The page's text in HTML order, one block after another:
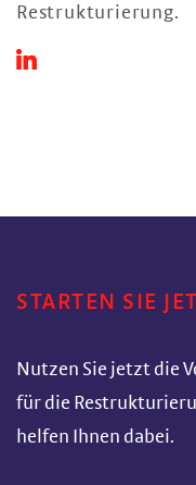
Restrukturierung.
STARTEN SIE
Nutzen Sie jetzt die
für die
helfen Ihnen dabei.